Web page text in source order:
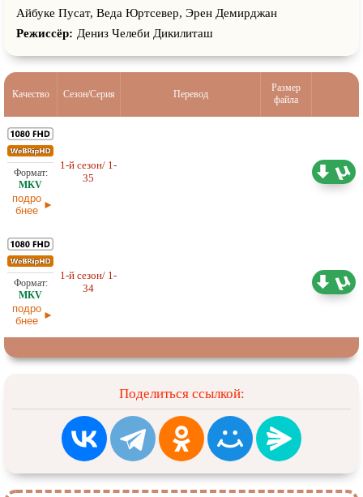
Айбуке Пусат, Веда Юртсевер, Эрен Демирджан
Режиссёр: Дениз Челеби Дикилиташ
Качество Сезон/Серия Перевод
Размер
файла
подро
бнее
1-й сезон/ 1-
35
подро
бнее
1-й сезон/ 1-
34
Поделиться ссылкой: